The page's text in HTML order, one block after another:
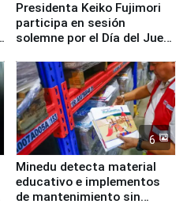
Presidenta Keiko Fujimori
participa en sesión
solemne por el Día del Juez
6
Minedu detecta material
educativo e implementos
de mantenimiento sin